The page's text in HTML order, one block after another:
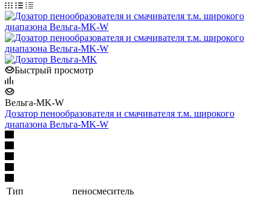
Быстрый просмотр
Вельга-MK-W
Дозатор пенообразователя и смачивателя т.м. широкого
диапазона Вельга-MK-W
Тип
пеносмеситель